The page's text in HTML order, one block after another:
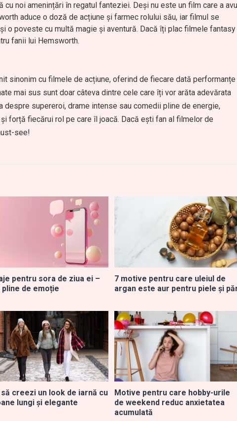
cu noi amenințări în regatul fanteziei. Deși nu este un film care a
aduce o doză de acțiune și farmec rolului său, iar filmul se
o poveste cu multă magie și aventură. Dacă îți plac filmele fantasy
fanii lui Hemsworth.
sinonim cu filmele de acțiune, oferind de fiecare dată performanțe
mai sus sunt doar câteva dintre cele care îți vor arăta adevărata
supereroi, drame intense sau comedii pline de energie,
forță fiecărui rol pe care îl joacă. Dacă ești fan al filmelor de
see!
pentru sora de ziua ei –
de emoție
7 motive pentru care uleiul de
argan este aur pentru piele și
să creezi un look de iarnă cu
lungi și elegante
Motive pentru care hobby-urile
de weekend reduc anxietatea
acumulată